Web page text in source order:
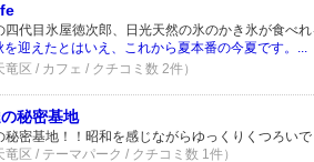
四代目氷屋徳次郎、日光天然の氷のかき氷が食べ
を迎えたとはいえ、これから夏本番の今夏です。...
竜区 / カフェ / クチコミ数 2件）
秘密基地
秘密基地！！昭和を感じながらゆっくりくつろい
竜区 / テーマパーク / クチコミ数 1件）